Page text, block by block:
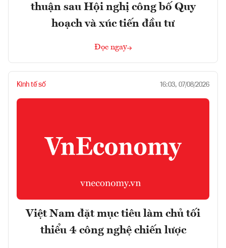
thuận sau Hội nghị công bố Quy
hoạch và xúc tiến đầu tư
Đọc ngay
Kinh tế số 16:03, 07/08/2026
Việt Nam đặt mục tiêu làm chủ tối
thiểu 4 công nghệ chiến lược